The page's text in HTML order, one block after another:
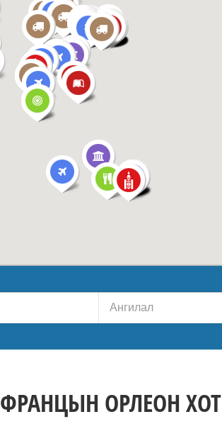
Ангилал
ФРАНЦЫН ОРЛЕОН ХОТ